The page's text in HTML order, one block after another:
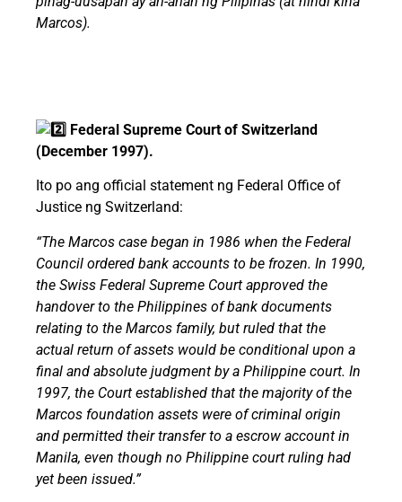
Marcos).
Federal Supreme Court of Switzerland
(December 1997).
Ito po ang official statement ng Federal Office of
Justice ng Switzerland:
“The Marcos case began in 1986 when the Federal
Council ordered bank accounts to be frozen. In 1990,
the Swiss Federal Supreme Court approved the
handover to the Philippines of bank documents
relating to the Marcos family, but ruled that the
actual return of assets would be conditional upon a
final and absolute judgment by a Philippine court. In
1997, the Court established that the majority of the
Marcos foundation assets were of criminal origin
and permitted their transfer to a escrow account in
Manila, even though no Philippine court ruling had
yet been issued.”